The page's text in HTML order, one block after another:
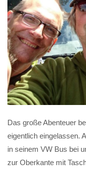
Das große Abenteuer
eigentlich eingelassen.
in seinem VW Bus bei
zur Oberkante mit